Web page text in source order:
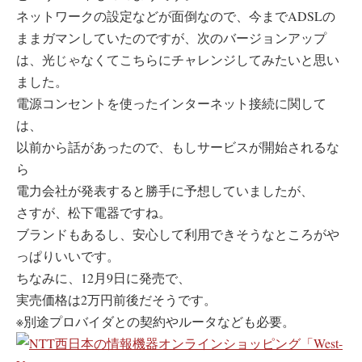
ネットワークの設定などが面倒なので、今までADSLの
ままガマンしていたのですが、次のバージョンアップ
は、光じゃなくてこちらにチャレンジしてみたいと思い
ました。
電源コンセントを使ったインターネット接続に関して
は、
以前から話があったので、もしサービスが開始されるな
ら
電力会社が発表すると勝手に予想していましたが、
さすが、松下電器ですね。
ブランドもあるし、安心して利用できそうなところがや
っぱりいいです。
ちなみに、12月9日に発売で、
実売価格は2万円前後だそうです。
※別途プロバイダとの契約やルータなども必要。